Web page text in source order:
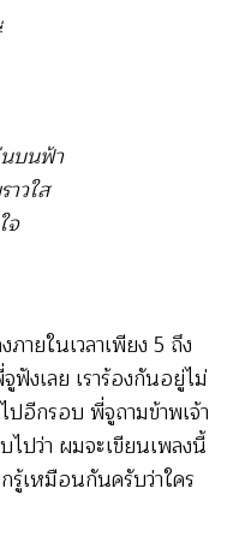
บนฟ้า
วใส
จ
ภายในเวลาเพียง 5 ถึง
ฟังเลย เราร้องกันอยู่ไม่
อีกรอบ พี่จูถามข้าพเจ้า
ปว่า ผมจะเขียนเพลงนี้
เหมือนกันครับว่าใคร